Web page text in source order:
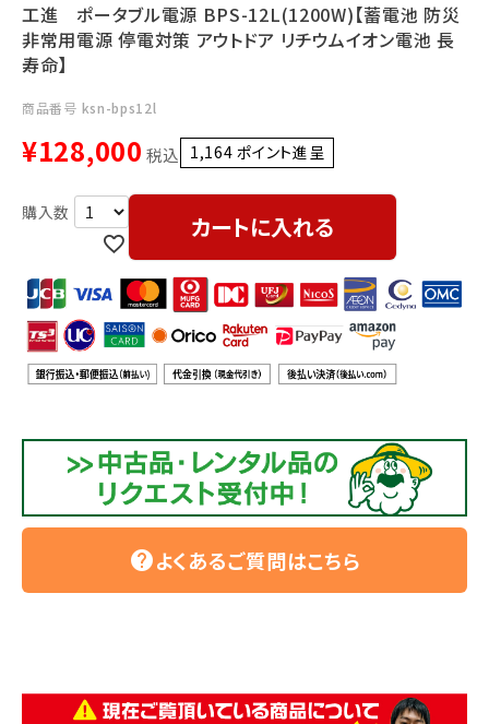
FAXでのご注文
工進 ポータブル電源 BPS-12L(1200W)【蓄電池 防災
非常用電源 停電対策 アウトドア リチウムイオン電池 長
寿命】
商品番号 ksn-bps12l
¥128,000 税込 1,164 ポイント進呈 ]
カートに入れる
helpよくあるご質問はこちら